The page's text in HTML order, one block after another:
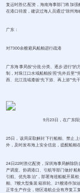
复运时胜亿配资，海南海事部门将加
在港口待渡，建议过海人员通过“琼州海
广东：
对7300余艘避风船舶进行疏港
广东海事局按“分批分类、逐步进行”
制，对珠江口水域船舶按照“先外后里
西、北江流域遵循“先下游、再上游”“先
9月23日，在广东
25日，该局采取解封下行船舶、禁止
外，及时发布海上安全信息，提醒船舶
24日22时胜亿配资，深圳海事局解除
产调度。协调港口、引航等部门做好船
引航、优先靠泊”，部署海巡船艇开展
舶、7艘大型集装箱班轮、21艘港作加
正常生产作业，辖区港航企业有序复工复